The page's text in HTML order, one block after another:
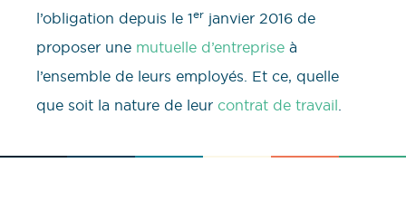
l’obligation depuis le 1er janvier 2016 de
proposer une mutuelle d’entreprise à
l’ensemble de leurs employés. Et ce, quelle
que soit la nature de leur contrat de travail.